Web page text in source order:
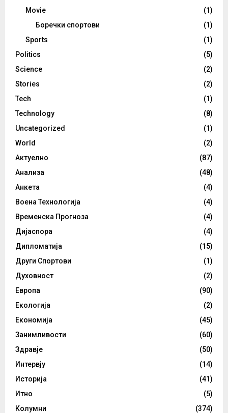
Movie
(1)
Боречки спортови
(1)
Sports
(1)
Politics
(5)
Science
(2)
Stories
(2)
Tech
(1)
Technology
(8)
Uncategorized
(1)
World
(2)
Актуелно
(87)
Анализа
(48)
Анкета
(4)
Воена Технологија
(4)
Временска Прогноза
(4)
Дијаспора
(4)
Дипломатија
(15)
Други Спортови
(1)
Духовност
(2)
Европа
(90)
Екологија
(2)
Економија
(45)
Занимливости
(60)
Здравје
(50)
Интервју
(14)
Историја
(41)
Итно
(5)
Колумни
(374)